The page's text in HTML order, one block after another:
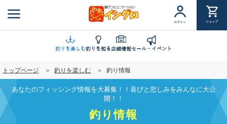
ン
に
移
動
ログイン ショップ
釣りを楽しむ釣りを知る店舗情報セール・イベント
トップページ 釣りを楽しむ 釣り情報
あなたのフィッシング情報を大募集！！喜びと悲しみをみんなに大公
開！！
釣り情報